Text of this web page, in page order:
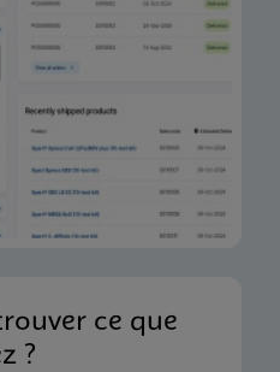
ce que
?